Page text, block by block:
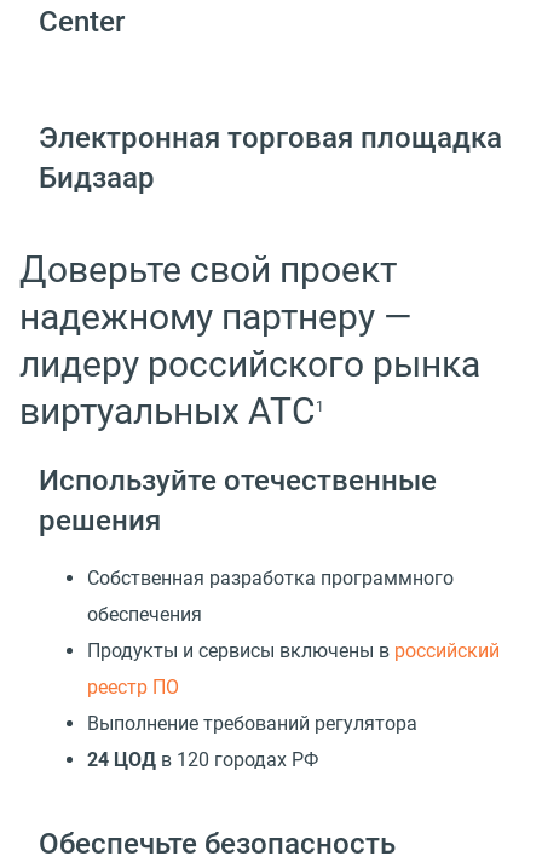
Center
Электронная торговая площадка
Бидзаар
Доверьте свой проект
надежному партнеру —
лидеру российского рынка
виртуальных АТС 1
Используйте отечественные
решения
Собственная разработка программного
обеспечения
Продукты и сервисы включены в российский
реестр ПО
Выполнение требований регулятора
24 ЦОД в 120 городах РФ
Обеспечьте безопасность